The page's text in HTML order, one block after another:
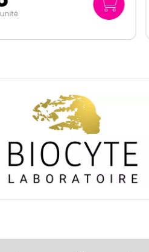
/unité